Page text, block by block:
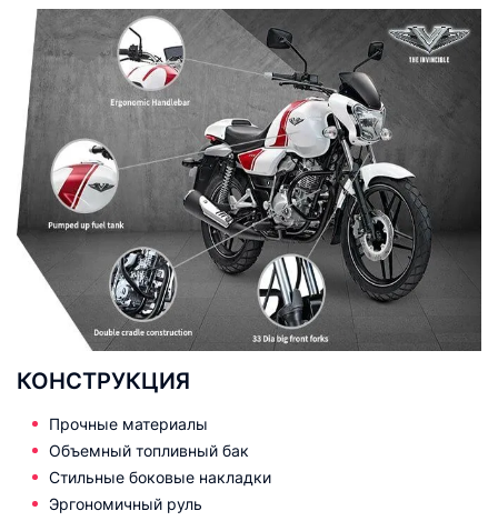
КОНСТРУКЦИЯ
Прочные материалы
Объемный топливный бак
Стильные боковые накладки
Эргономичный руль